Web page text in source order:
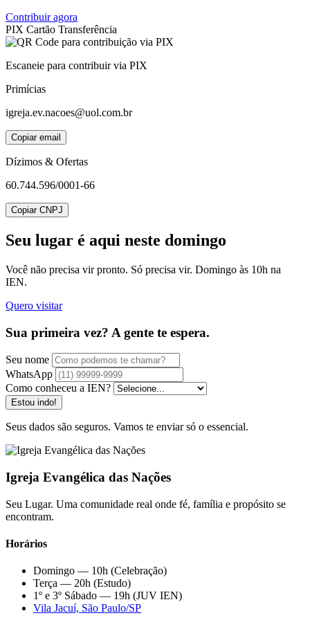
Contribuir agora
PIX Cartão Transferência
Escaneie para contribuir via PIX
Primícias
igreja.ev.nacoes@uol.com.br
Copiar email
Dízimos & Ofertas
60.744.596/0001-66
Copiar CNPJ
Seu lugar é aqui neste domingo
Você não precisa vir pronto. Só precisa vir. Domingo às 10h na
IEN.
Quero visitar
Sua primeira vez? A gente te espera.
Seu nome
WhatsApp
Como conheceu a IEN?
Estou indo!
Seus dados são seguros. Vamos te enviar só o essencial.
Igreja Evangélica das Nações
Seu Lugar. Uma comunidade real onde fé, família e propósito se
encontram.
Horários
Domingo — 10h (Celebração)
Terça — 20h (Estudo)
1º e 3º Sábado — 19h (JUV IEN)
Vila Jacuí, São Paulo/SP